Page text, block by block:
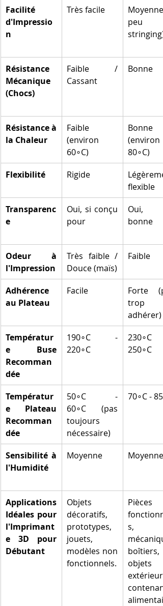
Facilité
d'Impressio
n
Très facile
Moyenne
peu
stringing)
Résistance
Mécanique
(Chocs)
Faible /
Cassant
Bonne
Résistance à
la Chaleur
Faible
(environ
60∘C)
Bonne
(environ
80∘C)
Flexibilité
Rigide
flexible
Transparenc
e
Oui, si conçu
pour
Oui,
bonne
Odeur à
l'Impression
Très faible /
Douce (maïs)
Faible
Adhérence
au Plateau
Facile
Forte
trop
adhérer)
Températur
e Buse
Recomman
dée
190∘C -
220∘C
250∘C
Températur
e Plateau
Recomman
dée
50∘C -
60∘C (pas
toujours
nécessaire)
70∘C -
Sensibilité à
l'Humidité
Moyenne Moyenne
Applications
Idéales pour
l'Imprimant
e 3D pour
Débutant
Objets
décoratifs,
prototypes,
jouets,
modèles non
fonctionnels.
Pièces
s,
boîtiers,
objets
extérieurs,